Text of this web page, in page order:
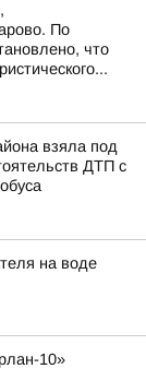
По
что
взяла под
ДТП с
на воде
10»